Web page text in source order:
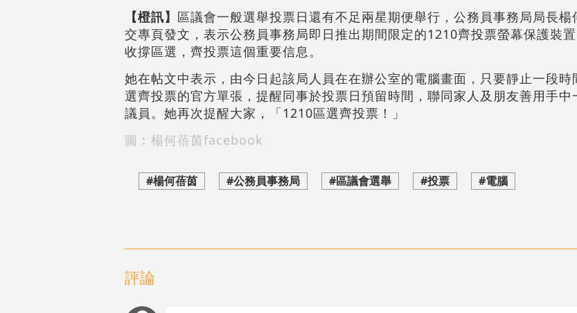
【橙訊】 區議會一般選舉投票日還有不足兩星期便舉行，公務員事務局局長
交專頁發文，表示公務員事務局即日推出期間限定的1210齊投票螢幕保護裝
收撐區選，齊投票這個重要信息。
她在帖文中表示，由今日起該局人員在在辦公室的電腦畫面，只要靜止一段
選齊投票的官方單張，提醒同事於投票日預留時間，聯同家人及朋友善用手中
議員。她再次提醒大家，「1210區選齊投票！」
圖︰楊何蓓茵facebook
#楊何蓓茵 #公務員事務局 #區議會選舉 #投票 #電腦
評論